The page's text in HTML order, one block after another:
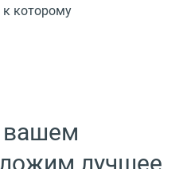
к которому
вашем
лучшее